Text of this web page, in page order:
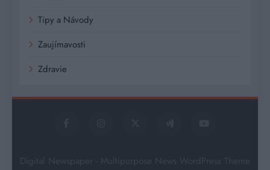
Tipy a Návody
Zaujímavosti
Zdravie